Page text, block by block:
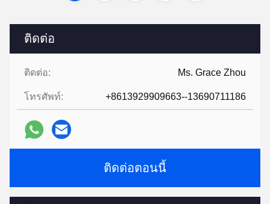
ติดต่อ
ติดต่อ: Ms. Grace Zhou
โทรศัพท์: +8613929909663--13690711186
ติดต่อตอนนี้